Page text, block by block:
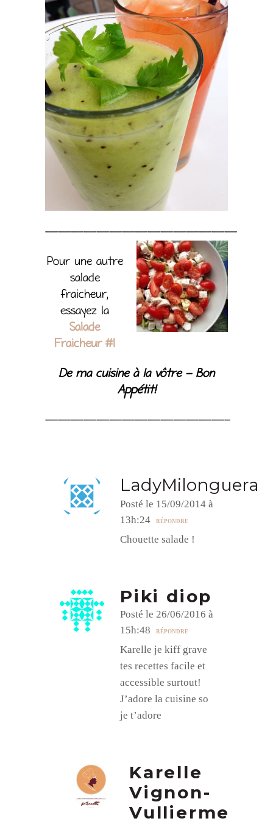
———————————————
Pour une autre
salade
fraicheur,
essayez la
Salade
Fraicheur #1
De ma cuisine à la vôtre – Bon
Appétit!
——————————————–
LadyMilonguera
Posté le 15/09/2014 à
13h:24
RÉPONDRE
Chouette salade !
Piki diop
Posté le 26/06/2016 à
15h:48
RÉPONDRE
Karelle je kiff grave
tes recettes facile et
accessible surtout!
J’adore la cuisine so
je t’adore
Karelle
Vignon-
Vullierme